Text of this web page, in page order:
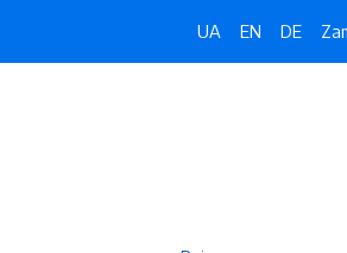
UA EN DE